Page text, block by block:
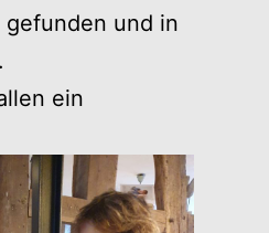
gefunden und in
ein